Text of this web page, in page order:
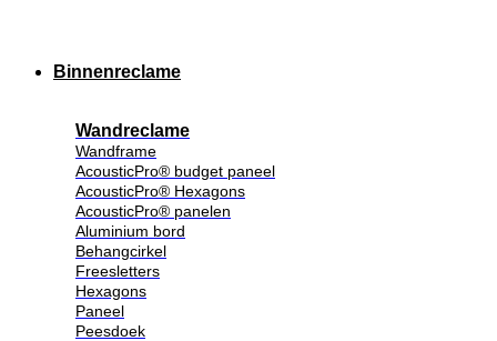
Binnenreclame
Wandreclame
Wandframe
AcousticPro® budget paneel
AcousticPro® Hexagons
AcousticPro® panelen
Aluminium bord
Behangcirkel
Freesletters
Hexagons
Paneel
Peesdoek